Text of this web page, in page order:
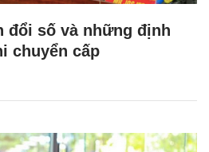
đổi số và những định
chuyển cấp